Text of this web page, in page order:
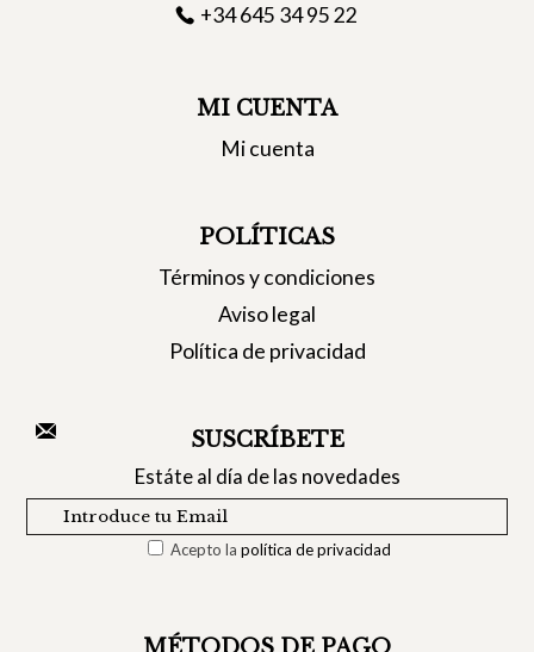
+34 645 34 95 22
MI CUENTA
Mi cuenta
POLÍTICAS
Términos y condiciones
Aviso legal
Política de privacidad
SUSCRÍBETE
Estáte al día de las novedades
Acepto la política de privacidad